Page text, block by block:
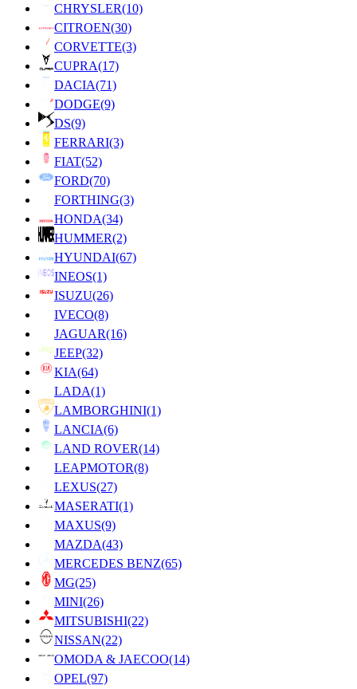
CHRYSLER(10)
CITROEN(30)
CORVETTE(3)
CUPRA(17)
DACIA(71)
DODGE(9)
DS(9)
FERRARI(3)
FIAT(52)
FORD(70)
FORTHING(3)
HONDA(34)
HUMMER(2)
HYUNDAI(67)
INEOS(1)
ISUZU(26)
IVECO(8)
JAGUAR(16)
JEEP(32)
KIA(64)
LADA(1)
LAMBORGHINI(1)
LANCIA(6)
LAND ROVER(14)
LEAPMOTOR(8)
LEXUS(27)
MASERATI(1)
MAXUS(9)
MAZDA(43)
MERCEDES BENZ(65)
MG(25)
MINI(26)
MITSUBISHI(22)
NISSAN(22)
OMODA & JAECOO(14)
OPEL(97)